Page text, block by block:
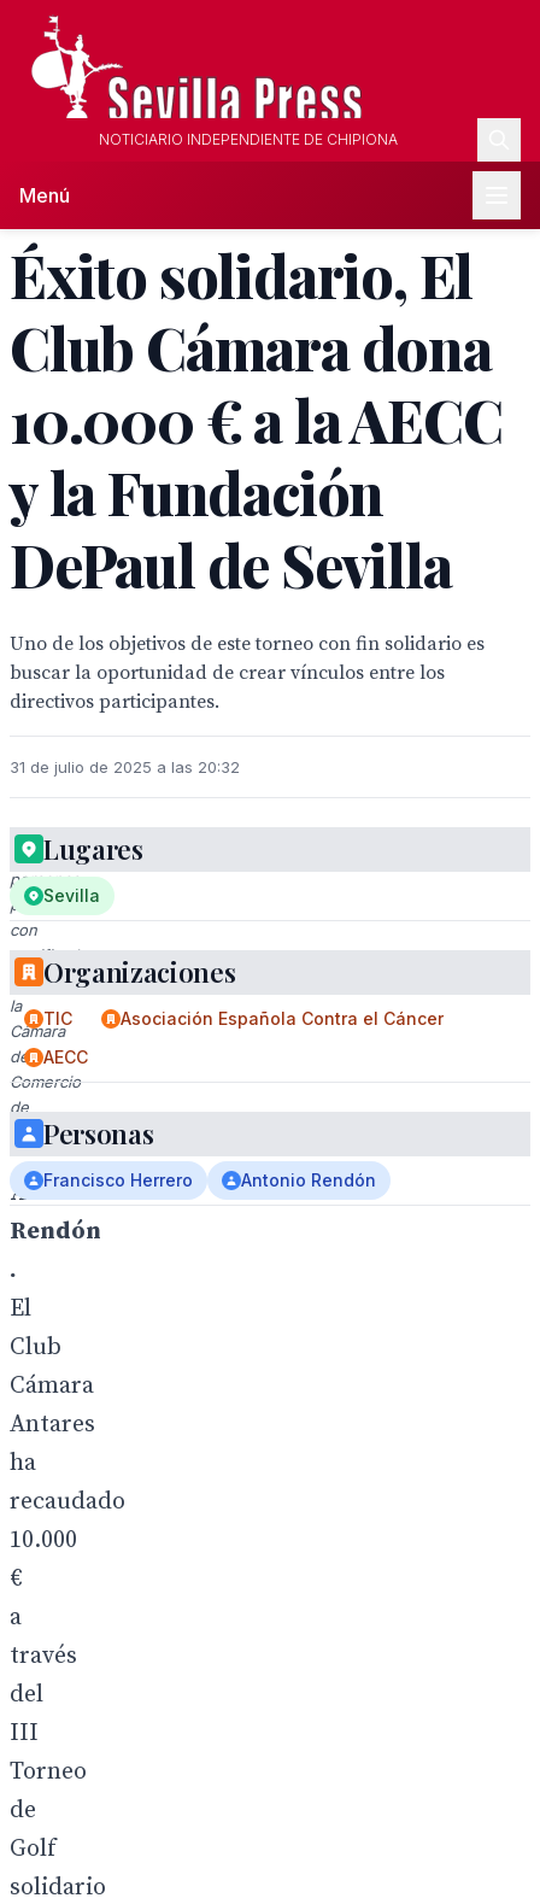
NOTICIARIO INDEPENDIENTE DE CHIPIONA
Menú
Éxito solidario, El
Club Cámara dona
10.000 € a la AECC
y la Fundación
DePaul de Sevilla
Uno de los objetivos de este torneo con fin solidario es
buscar la oportunidad de crear vínculos entre los
directivos participantes.
31 de julio de 2025 a las 20:32
Tres
personas
posan
con
certificados
en
la
Cámara
de
Comercio
de
Sevilla.
Antonio
Rendón
.
El
Club
Cámara
Antares
ha
recaudado
10.000
€
a
través
del
III
Torneo
de
Golf
solidario
Lugares
Sevilla
Organizaciones
TIC
Asociación Española Contra el Cáncer
AECC
Personas
Francisco Herrero Antonio Rendón